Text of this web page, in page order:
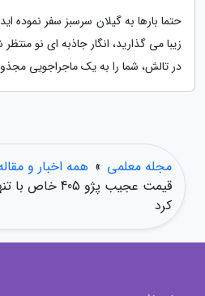
حتما بارها به گیلان سرسبز سفر نموده
زیبا می گذارید، انگار جاذبه ای نو
در تالش، شما را به یک ماجراجویی
مجله معلمی » همه اخبار و
کرد